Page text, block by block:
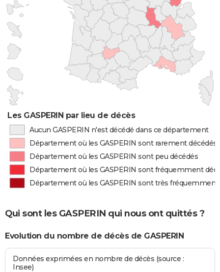
Les GASPERIN par lieu de décès
Aucun GASPERIN n'est décédé dans ce département
Département où les GASPERIN sont rarement décédés
Département où les GASPERIN sont peu décédés
Département où les GASPERIN sont fréquemment
Département où les GASPERIN sont très fréquemment
Qui sont les GASPERIN qui nous ont quittés ?
Evolution du nombre de décès de GASPERIN
Données exprimées en nombre de décès (source :
Insee)